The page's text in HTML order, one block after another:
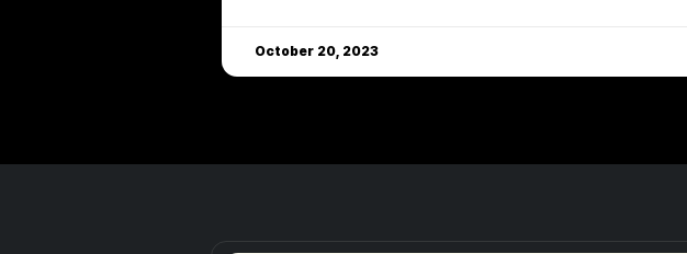
October 20, 2023